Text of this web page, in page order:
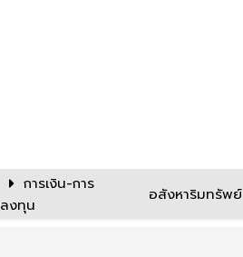
การเงิน-การ
ลงทุน
อสังหาริมทรัพย์